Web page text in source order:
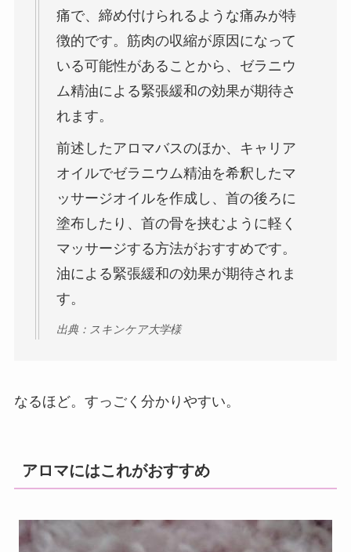
痛で、締め付けられるような痛みが特
徴的です。筋肉の収縮が原因になって
いる可能性があることから、ゼラニウ
ム精油による緊張緩和の効果が期待さ
れます。
前述したアロマバスのほか、キャリア
オイルでゼラニウム精油を希釈したマ
ッサージオイルを作成し、首の後ろに
塗布したり、首の骨を挟むように軽く
マッサージする方法がおすすめです。
油による緊張緩和の効果が期待されま
す。
出典：スキンケア大学様
なるほど。すっごく分かりやすい。
アロマにはこれがおすすめ